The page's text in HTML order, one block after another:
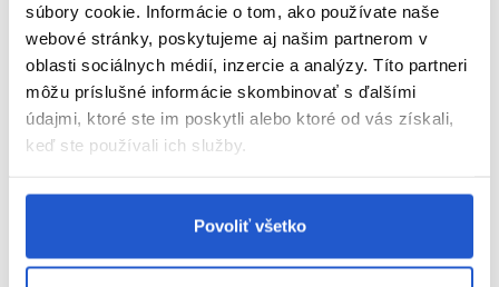
súbory cookie. Informácie o tom, ako používate naše
webové stránky, poskytujeme aj našim partnerom v
oblasti sociálnych médií, inzercie a analýzy. Títo partneri
môžu príslušné informácie skombinovať s ďalšími
údajmi, ktoré ste im poskytli alebo ktoré od vás získali,
keď ste používali ich služby.
Povoliť všetko
Odporúčaný pomer miešania pre techniku voľných rúk: 1:
1,5 - 1: 2 s vyvíjačom Freelights 6%, 9%, 12%
Odporúčaný pomer miešania pre fólie: 1: 1,5 s Welloxonom
Perfect 6%, 9%, 12%
Odporúčaný pomer miešania pre veľmi jemné výsledky, ako
je napríklad služba „Artistic Blending“: 1: 1,5 s prípravkom
Aplikácia (vždy na suché vlasy):
Červené odtiene: bez tepla: 30 - 60 minút, s teplom: 20 -
ZOBRAZIŤ VIAC
Parametre
Hodnotenia